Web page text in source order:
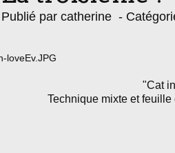
Publié par catherine -
"Cat
Technique mixte et